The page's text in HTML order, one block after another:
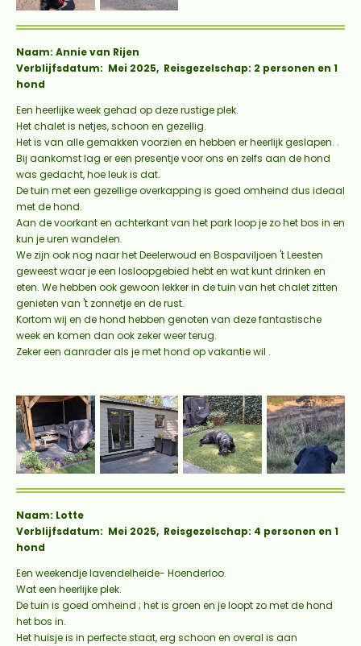
Naam: Annie van Rijen
Verblijfsdatum: Mei 2025, Reisgezelschap: 2 personen en 1
hond
Een heerlijke week gehad op deze rustige plek.
Het chalet is netjes, schoon en gezellig.
Het is van alle gemakken voorzien en hebben er heerlijk geslapen. .
Bij aankomst lag er een presentje voor ons en zelfs aan de hond
was gedacht, hoe leuk is dat.
De tuin met een gezellige overkapping is goed omheind dus ideaal
met de hond.
Aan de voorkant en achterkant van het park loop je zo het bos in en
kun je uren wandelen.
We zijn ook nog naar het Deelerwoud en Bospaviljoen 't Leesten
geweest waar je een losloopgebied hebt en wat kunt drinken en
eten. We hebben ook gewoon lekker in de tuin van het chalet zitten
genieten van 't zonnetje en de rust.
Kortom wij en de hond hebben genoten van deze fantastische
week en komen dan ook zeker weer terug.
Zeker een aanrader als je met hond op vakantie wil .
Naam: Lotte
Verblijfsdatum: Mei 2025, Reisgezelschap: 4 personen en 1
hond
Een weekendje lavendelheide- Hoenderloo.
Wat een heerlijke plek.
De tuin is goed omheind ; het is groen en je loopt zo met de hond
het bos in.
Het huisje is in perfecte staat, erg schoon en overal is aan